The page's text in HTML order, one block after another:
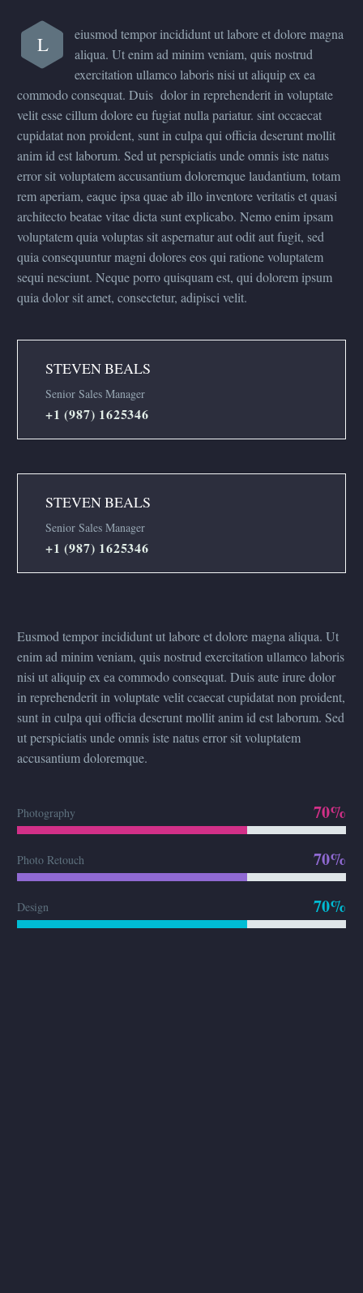
L
eiusmod tempor incididunt ut labore et dolore magna
aliqua. Ut enim ad minim veniam, quis nostrud
exercitation ullamco laboris nisi ut aliquip ex ea
commodo consequat. Duis dolor in reprehenderit in voluptate
velit esse cillum dolore eu fugiat nulla pariatur. sint occaecat
cupidatat non proident, sunt in culpa qui officia deserunt mollit
anim id est laborum. Sed ut perspiciatis unde omnis iste natus
error sit voluptatem accusantium doloremque laudantium, totam
rem aperiam, eaque ipsa quae ab illo inventore veritatis et quasi
architecto beatae vitae dicta sunt explicabo. Nemo enim ipsam
voluptatem quia voluptas sit aspernatur aut odit aut fugit, sed
quia consequuntur magni dolores eos qui ratione voluptatem
sequi nesciunt. Neque porro quisquam est, qui dolorem ipsum
quia dolor sit amet, consectetur, adipisci velit.
STEVEN BEALS
Senior Sales Manager
+1 (987) 1625346
STEVEN BEALS
Senior Sales Manager
+1 (987) 1625346
Eusmod tempor incididunt ut labore et dolore magna aliqua. Ut
enim ad minim veniam, quis nostrud exercitation ullamco laboris
nisi ut aliquip ex ea commodo consequat. Duis aute irure dolor
in reprehenderit in voluptate velit ccaecat cupidatat non proident,
sunt in culpa qui officia deserunt mollit anim id est laborum. Sed
ut perspiciatis unde omnis iste natus error sit voluptatem
accusantium doloremque.
Photography 70%
Photo Retouch 70%
Design 70%